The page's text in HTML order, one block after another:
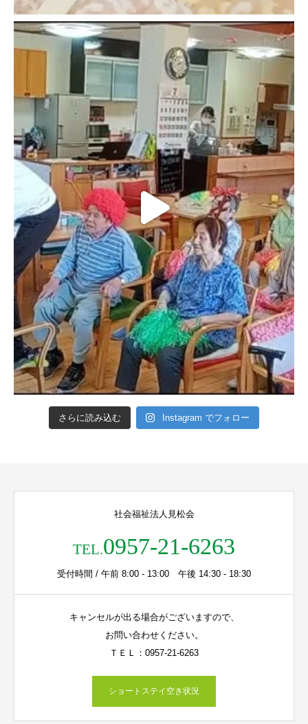
さらに読み込む Instagram でフォロー
社会福祉法人見松会
TEL.0957-21-6263
受付時間 / 午前 8:00 - 13:00 午後 14:30 - 18:30
キャンセルが出る場合がございますので、
お問い合わせください。
ＴＥＬ：0957-21-6263
ショートステイ空き状況